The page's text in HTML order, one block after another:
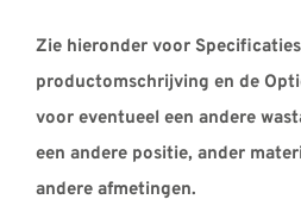
Zie hieronder voor
productomschrijving en de
voor eventueel een andere
een andere positie, ander
andere afmetingen.